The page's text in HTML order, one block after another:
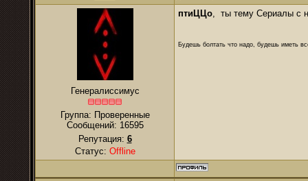
Генералиссимус
Группа: Проверенные
Сообщений: 16595
Репутация: 6
Статус: Offline
птиЦЦо, ты тему Сериалы с
Будешь болтать что надо, будешь иметь